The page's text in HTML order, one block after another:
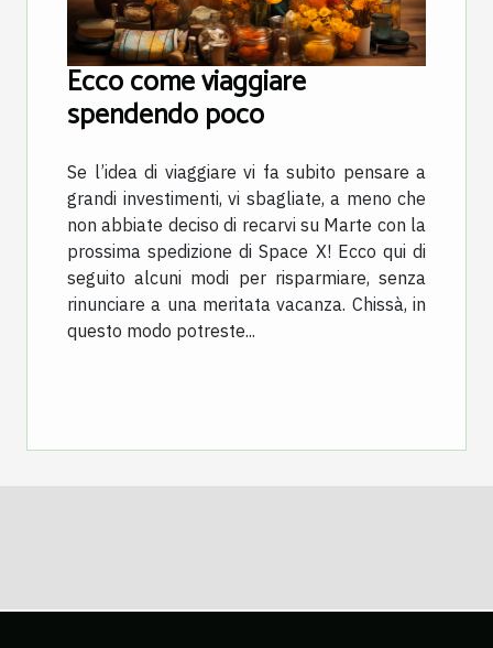
Ecco come viaggiare
spendendo poco
Se l’idea di viaggiare vi fa subito pensare a
grandi investimenti, vi sbagliate, a meno che
non abbiate deciso di recarvi su Marte con la
prossima spedizione di Space X! Ecco qui di
seguito alcuni modi per risparmiare, senza
rinunciare a una meritata vacanza. Chissà, in
questo modo potreste...